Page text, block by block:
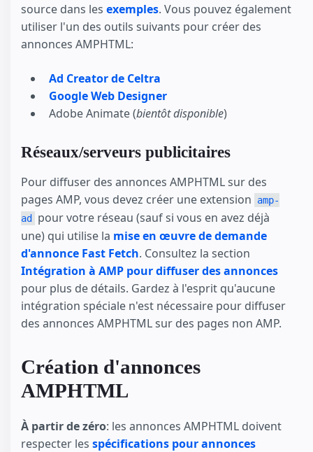
source dans les exemples. Vous pouvez également
utiliser l'un des outils suivants pour créer des
annonces AMPHTML:
Ad Creator de Celtra
Google Web Designer
Adobe Animate (bientôt disponible)
Réseaux/serveurs publicitaires
Pour diffuser des annonces AMPHTML sur des
pages AMP, vous devez créer une extension
amp-
ad
pour votre réseau (sauf si vous en avez déjà
une) qui utilise la mise en œuvre de demande
d'annonce Fast Fetch. Consultez la section
Intégration à AMP pour diffuser des annonces
pour plus de détails. Gardez à l'esprit qu'aucune
intégration spéciale n'est nécessaire pour diffuser
des annonces AMPHTML sur des pages non AMP.
Création d'annonces
AMPHTML
À partir de zéro: les annonces AMPHTML doivent
respecter les spécifications pour annonces